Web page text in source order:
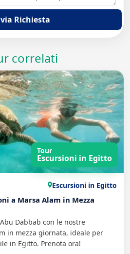
Richiesta
correlati
Tour
Escursioni in Egitto
Escursioni in Egitto
a Marsa Alam in Mezza
Dabbab con le nostre
in mezza giornata, ideale per
in Egitto. Prenota ora!